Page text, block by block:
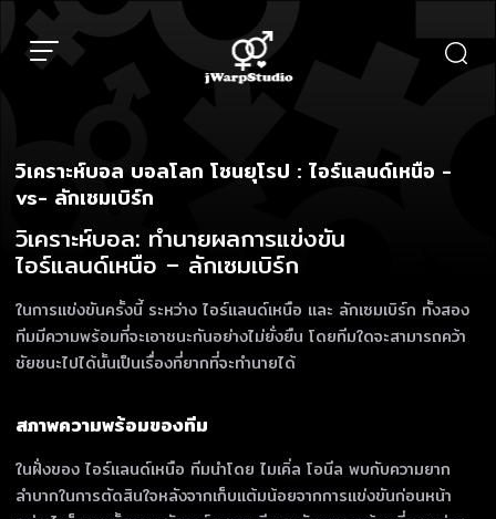
Skip
to
content
วิเคราะห์บอล บอลโลก โซนยุโรป : ไอร์แลนด์เหนือ -
vs- ลักเซมเบิร์ก
วิเคราะห์บอล: ทำนายผลการแข่งขัน
ไอร์แลนด์เหนือ – ลักเซมเบิร์ก
ในการแข่งขันครั้งนี้ ระหว่าง ไอร์แลนด์เหนือ และ ลักเซมเบิร์ก ทั้งสอง
ทีมมีความพร้อมที่จะเอาชนะกันอย่างไม่ยั่งยืน โดยทีมใดจะสามารถคว้า
ชัยชนะไปได้นั้นเป็นเรื่องที่ยากที่จะทำนายได้
สภาพความพร้อมของทีม
ในฝั่งของ ไอร์แลนด์เหนือ ทีมนำโดย ไมเคิ่ล โอนีล พบกับความยาก
ลำบากในการตัดสินใจหลังจากเก็บแต้มน้อยจากการแข่งขันก่อนหน้า